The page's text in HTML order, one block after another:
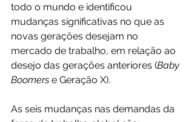
todo o mundo e identificou
mudanças significativas no que as
novas gerações desejam no
mercado de trabalho, em relação ao
desejo das gerações anteriores (Baby
Boomers e Geração X).
As seis mudanças nas demandas da